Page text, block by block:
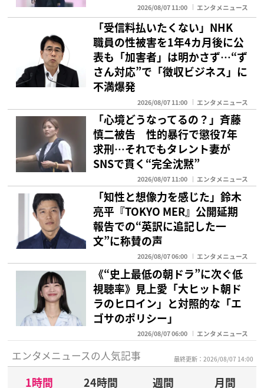
2026/08/07 11:00 エンタメニュース
「受信料払いたくない」NHK
職員の性被害を1年4カ月後に公
表も「加害者」は明かさず…“ず
さん対応”で「徴収ビジネス」に
不満爆発
2026/08/07 11:00 エンタメニュース
「心境どうなってるの？」斉藤
慎二被告 性的暴行で懲役7年
求刑…それでもタレント妻が
SNSで貫く“完全沈黙”
2026/08/07 11:00 エンタメニュース
「知性と想像力を感じた」鈴木
亮平『TOKYO MER』公開延期
報告での“英訳に追記した一
文”に称賛の声
2026/08/07 06:00 エンタメニュース
《“史上最低の朝ドラ”に次ぐ低
視聴率》見上愛「大ヒット朝ド
ラのヒロイン」と対照的な「エ
ゴサのポリシー」
2026/08/07 06:00 エンタメニュース
エンタメニュースの人気記事 最終更新：2026/08/07 14:00
1時間 24時間 週間
月間